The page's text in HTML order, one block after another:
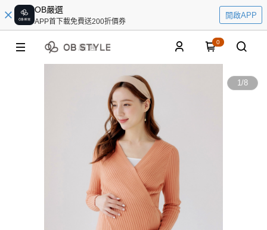
OB嚴選
APP首下載免費送200折價券
開啟APP
0
1/8